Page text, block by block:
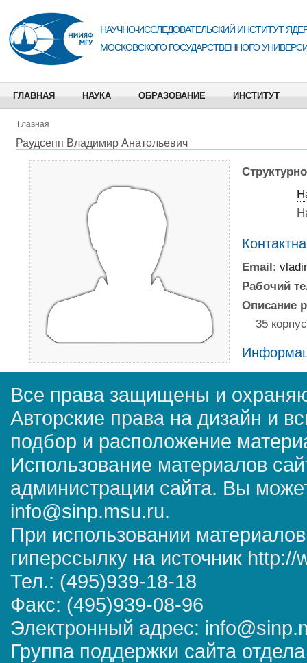
НАУЧНО-ИССЛЕДОВАТЕЛЬСКИЙ ИНСТИТУТ
МОСКОВСКОГО ГОСУДАРСТВЕННОГО
ГЛАВНАЯ НАУКА ОБРАЗОВАНИЕ ИНСТИТУТ
Главная
Раудсепп Владимир Анатольевич
Email:
Рабочий
Описание
35 корпус
Все права защищены и
Авторские права на дизайн и
подбор и расположение
Использование материалов
администрации сайта. Вы
info@sinp.msu.ru.
При использовании
гиперссылку на источник
Тел.: (495)939-18-18
Факс: (495)939-08-96
Электронный адрес:
Группа поддержки сайта